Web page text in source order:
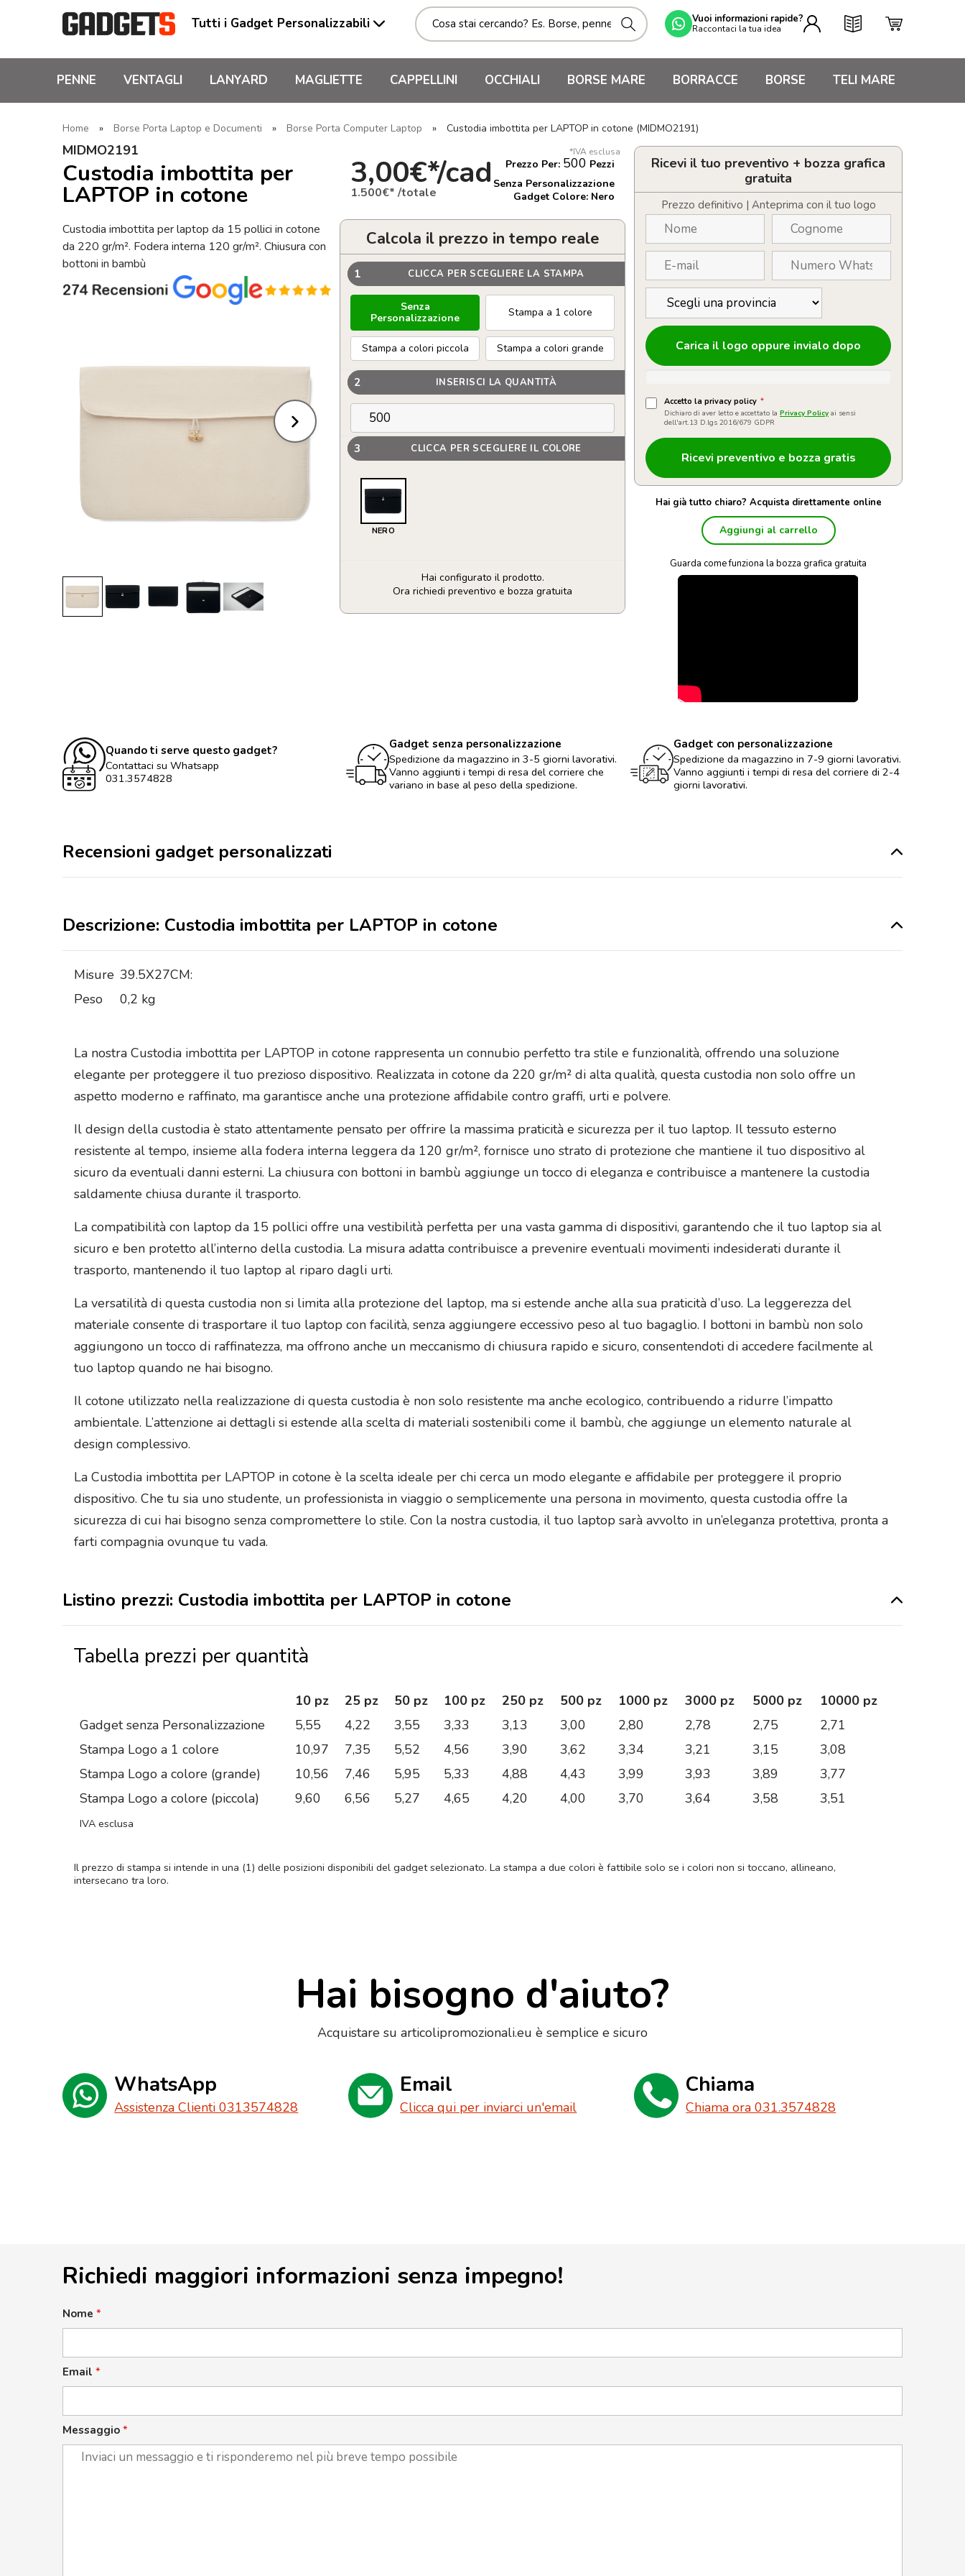
Tutti i Gadget Personalizzabili Vuoi informazioni rapide?
Raccontaci la tua idea
PENNE VENTAGLI LANYARD MAGLIETTE CAPPELLINI OCCHIALI BORSE MARE BORRACCE BORSE TELI MARE
Home » Borse Porta Laptop e Documenti » Borse Porta Computer Laptop » Custodia imbottita per LAPTOP in cotone (MIDMO2191)
MIDMO2191
Custodia imbottita per
LAPTOP in cotone
Custodia imbottita per laptop da 15 pollici in cotone
da 220 gr/m². Fodera interna 120 gr/m². Chiusura con
bottoni in bambù
*IVA esclusa
3,00€*/cad
1.500€* /totale
Prezzo Per: 500 Pezzi
Senza Personalizzazione
Gadget Colore: Nero
Calcola il prezzo in tempo reale
1 CLICCA PER SCEGLIERE LA STAMPA
Senza
Personalizzazione
Stampa a 1 colore
Stampa a colori piccola Stampa a colori grande
2 INSERISCI LA QUANTITÀ
3 CLICCA PER SCEGLIERE IL COLORE
NERO
Hai configurato il prodotto.
Ora richiedi preventivo e bozza gratuita
Custodia
Ricevi il tuo preventivo + bozza grafica
gratuita
Prezzo definitivo | Anteprima con il tuo logo
Carica il logo oppure invialo dopo
Accetto la privacy policy *
Dichiaro di aver letto e accettato la Privacy Policy ai sensi
dell'art.13 D.lgs 2016/679 GDPR
Hai già tutto chiaro? Acquista direttamente online
Aggiungi al carrello
Guarda come funziona la bozza grafica gratuita
Quando ti serve questo gadget?
Contattaci su Whatsapp
031.3574828
Gadget senza personalizzazione
Spedizione da magazzino in 3-5 giorni lavorativi.
Vanno aggiunti i tempi di resa del corriere che
variano in base al peso della spedizione.
Gadget con personalizzazione
Spedizione da magazzino in 7-9 giorni lavorativi.
Vanno aggiunti i tempi di resa del corriere di 2-4
giorni lavorativi.
Recensioni gadget personalizzati
Descrizione: Custodia imbottita per LAPTOP in cotone
Misure 39.5X27CM:
Peso
0,2 kg
La nostra Custodia imbottita per LAPTOP in cotone rappresenta un connubio perfetto tra stile e funzionalità, offrendo una soluzione
elegante per proteggere il tuo prezioso dispositivo. Realizzata in cotone da 220 gr/m² di alta qualità, questa custodia non solo offre un
aspetto moderno e raffinato, ma garantisce anche una protezione affidabile contro graffi, urti e polvere.
Il design della custodia è stato attentamente pensato per offrire la massima praticità e sicurezza per il tuo laptop. Il tessuto esterno
resistente al tempo, insieme alla fodera interna leggera da 120 gr/m², fornisce uno strato di protezione che mantiene il tuo dispositivo al
sicuro da eventuali danni esterni. La chiusura con bottoni in bambù aggiunge un tocco di eleganza e contribuisce a mantenere la custodia
saldamente chiusa durante il trasporto.
La compatibilità con laptop da 15 pollici offre una vestibilità perfetta per una vasta gamma di dispositivi, garantendo che il tuo laptop sia al
sicuro e ben protetto all’interno della custodia. La misura adatta contribuisce a prevenire eventuali movimenti indesiderati durante il
trasporto, mantenendo il tuo laptop al riparo dagli urti.
La versatilità di questa custodia non si limita alla protezione del laptop, ma si estende anche alla sua praticità d’uso. La leggerezza del
materiale consente di trasportare il tuo laptop con facilità, senza aggiungere eccessivo peso al tuo bagaglio. I bottoni in bambù non solo
aggiungono un tocco di raffinatezza, ma offrono anche un meccanismo di chiusura rapido e sicuro, consentendoti di accedere facilmente al
tuo laptop quando ne hai bisogno.
Il cotone utilizzato nella realizzazione di questa custodia è non solo resistente ma anche ecologico, contribuendo a ridurre l’impatto
ambientale. L’attenzione ai dettagli si estende alla scelta di materiali sostenibili come il bambù, che aggiunge un elemento naturale al
design complessivo.
La Custodia imbottita per LAPTOP in cotone è la scelta ideale per chi cerca un modo elegante e affidabile per proteggere il proprio
dispositivo. Che tu sia uno studente, un professionista in viaggio o semplicemente una persona in movimento, questa custodia offre la
sicurezza di cui hai bisogno senza compromettere lo stile. Con la nostra custodia, il tuo laptop sarà avvolto in un’eleganza protettiva, pronta a
farti compagnia ovunque tu vada.
Listino prezzi: Custodia imbottita per LAPTOP in cotone
Tabella prezzi per quantità
10 pz 25 pz 50 pz 100 pz 250 pz 500 pz 1000 pz 3000 pz 5000 pz
10000 pz
Gadget senza Personalizzazione
5,55 4,22 3,55 3,33 3,13 3,00 2,80 2,78 2,75
2,71
Stampa Logo a 1 colore
10,97 7,35 5,52 4,56 3,90 3,62 3,34 3,21 3,15
3,08
Stampa Logo a colore (grande)
10,56 7,46 5,95 5,33 4,88 4,43 3,99 3,93 3,89
3,77
Stampa Logo a colore (piccola)
9,60 6,56 5,27 4,65 4,20 4,00 3,70 3,64 3,58 3,51
IVA esclusa
Il prezzo di stampa si intende in una (1) delle posizioni disponibili del gadget selezionato. La stampa a due colori è fattibile solo se i colori non si toccano, allineano,
intersecano tra loro.
Hai bisogno d'aiuto?
Acquistare su articolipromozionali.eu è semplice e sicuro
WhatsApp
Assistenza Clienti 0313574828
Email
Clicca qui per inviarci un'email
Chiama
Chiama ora 031.3574828
Richiedi maggiori informazioni senza impegno!
Nome *
Email *
Messaggio *